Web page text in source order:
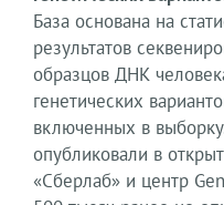
База основана на
результатов
образцов ДНК
генетических
включенных в
опубликовали в
«Сберлаб» и центр